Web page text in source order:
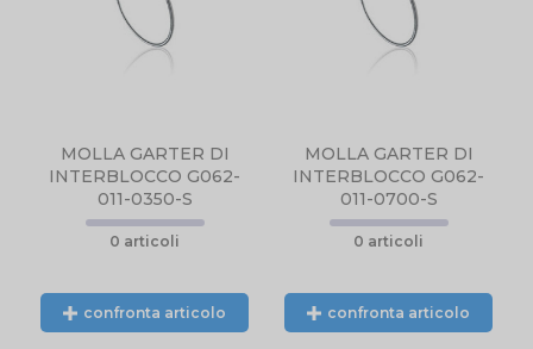
MOLLA GARTER DI
INTERBLOCCO G062-
011-0350-S
0 articoli
confronta articolo
MOLLA GARTER DI
INTERBLOCCO G062-
011-0700-S
0 articoli
confronta articolo